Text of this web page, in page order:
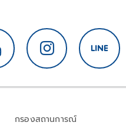
กรองสถานการณ์